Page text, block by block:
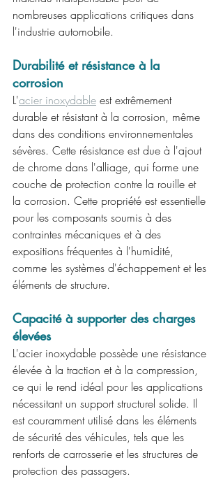
nombreuses applications critiques dans
l'industrie automobile.
Durabilité et résistance à la
corrosion
L'acier inoxydable est extrêmement
durable et résistant à la corrosion, même
dans des conditions environnementales
sévères. Cette résistance est due à l'ajout
de chrome dans l'alliage, qui forme une
couche de protection contre la rouille et
la corrosion. Cette propriété est essentielle
pour les composants soumis à des
contraintes mécaniques et à des
expositions fréquentes à l'humidité,
comme les systèmes d'échappement et les
éléments de structure.
Capacité à supporter des charges
élevées
L'acier inoxydable possède une résistance
élevée à la traction et à la compression,
ce qui le rend idéal pour les applications
nécessitant un support structurel solide. Il
est couramment utilisé dans les éléments
de sécurité des véhicules, tels que les
renforts de carrosserie et les structures de
protection des passagers.